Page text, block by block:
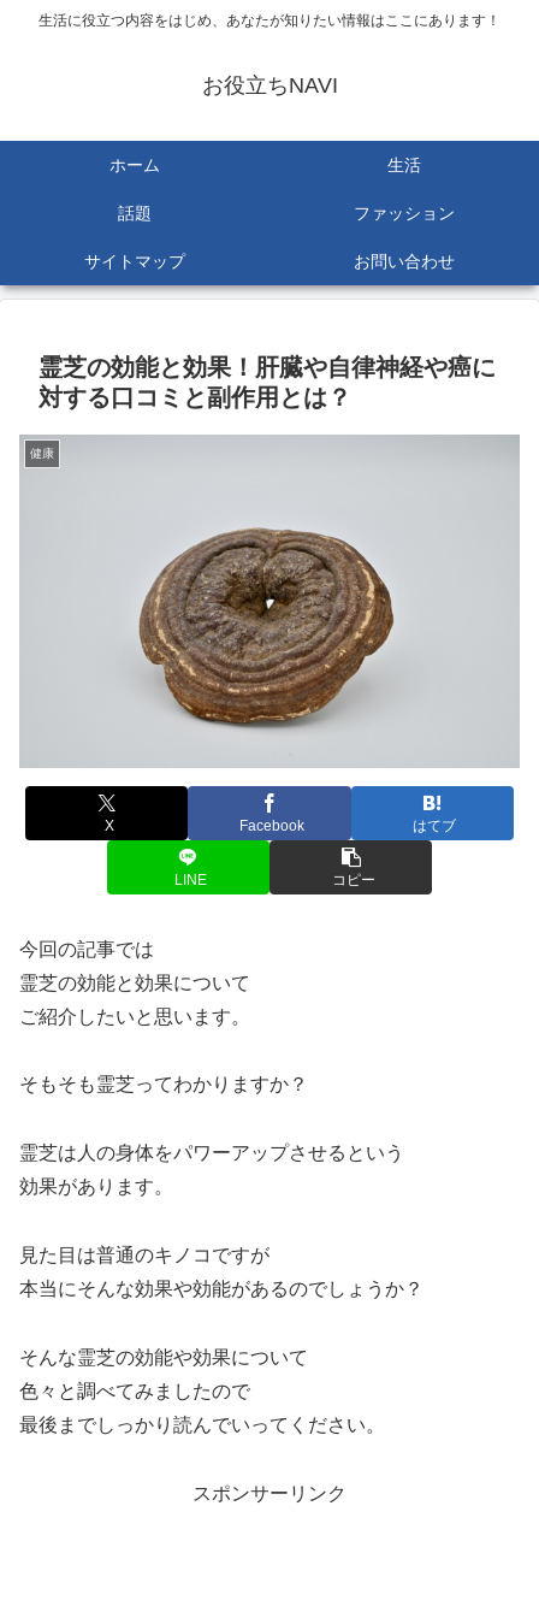
生活に役立つ内容をはじめ、あなたが知りたい情報はここにあります！
お役立ちNAVI
ホーム 生活
話題 ファッション
サイトマップ お問い合わせ
霊芝の効能と効果！肝臓や自律神経や癌に
対する口コミと副作用とは？
健康
X Facebook はてブ
LINE コピー
今回の記事では
霊芝の効能と効果について
ご紹介したいと思います。
そもそも霊芝ってわかりますか？
霊芝は人の身体をパワーアップさせるという
効果があります。
見た目は普通のキノコですが
本当にそんな効果や効能があるのでしょうか？
そんな霊芝の効能や効果について
色々と調べてみましたので
最後までしっかり読んでいってください。
スポンサーリンク